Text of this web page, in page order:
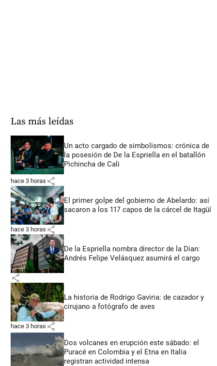
Las más leídas
Un acto cargado de simbolismos: crónica de
la posesión de De la Espriella en el batallón
Pichincha de Cali
hace 3 horas share
El primer golpe del gobierno de Abelardo: así
sacaron a los 117 capos de la cárcel de Itagüí
hace 3 horas share
De la Espriella nombra director de la Dian:
Andrés Felipe Velásquez asumirá el cargo
share
La historia de Rodrigo Gaviria: de cazador y
cirujano a fotógrafo de aves
hace 3 horas share
Dos volcanes en erupción este sábado: el
Puracé en Colombia y el Etna en Italia
registran actividad intensa